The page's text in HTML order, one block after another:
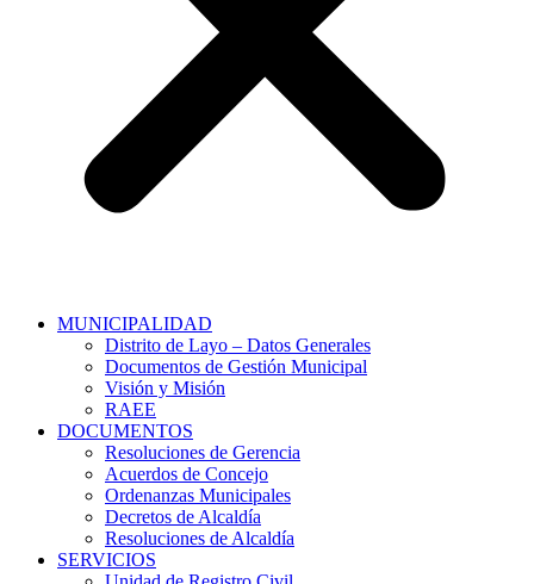
MUNICIPALIDAD
Distrito de Layo – Datos Generales
Documentos de Gestión Municipal
Visión y Misión
RAEE
DOCUMENTOS
Resoluciones de Gerencia
Acuerdos de Concejo
Ordenanzas Municipales
Decretos de Alcaldía
Resoluciones de Alcaldía
SERVICIOS